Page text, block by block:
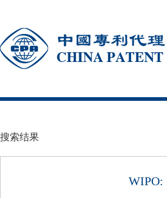
搜索结果
WIPO: